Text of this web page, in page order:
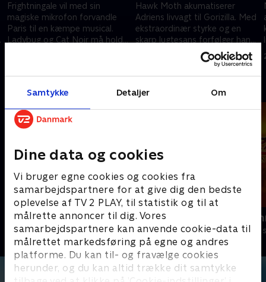
Samtykke Detaljer Om
Dine data og cookies
Vi bruger egne cookies og cookies fra
samarbejdspartnere for at give dig den bedste
oplevelse af TV 2 PLAY, til statistik og til at
målrette annoncer til dig. Vores
samarbejdspartnere kan anvende cookie-data til
målrettet markedsføring på egne og andres
platforme. Du kan til- og fravælge cookies
herunder, og du kan altid trække dit samtykke
Frightningale vil med sin
magiske mikrofon forvandle
Paris til en kæmpe musical.
Ladybug og Cat Noir må holde
Hawk Moth akumatiserer
Adriens livvagt til Gorizilla. Med
ekstraordinær styrke og en
skarp lugtesans forfølger han
Adrien gennem hele Paris.
21. december 2024 • 21 min
Totally Spies
Børneserier • 2 sæsoner
Zorro the
Børneserier • 1